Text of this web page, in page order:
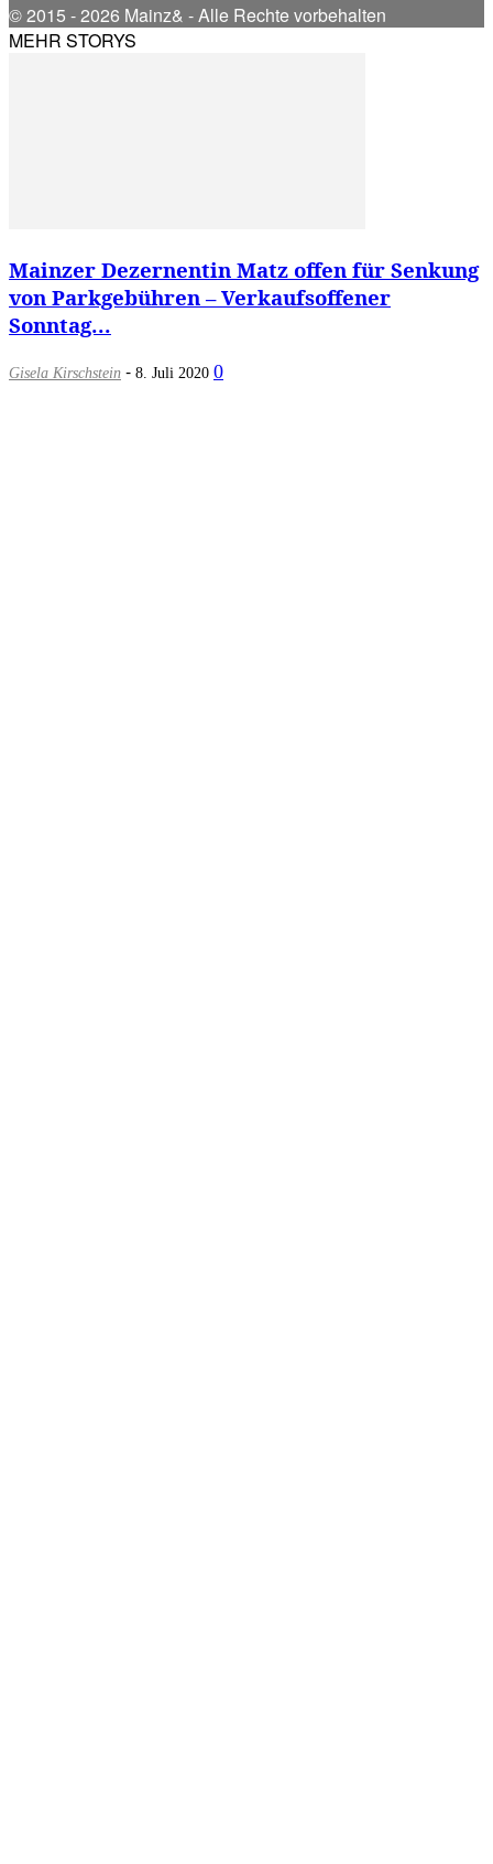
© 2015 - 2026 Mainz& - Alle Rechte vorbehalten
MEHR STORYS
Mainzer Dezernentin Matz offen für Senkung
von Parkgebühren – Verkaufsoffener
Sonntag...
Gisela Kirschstein - 8. Juli 2020 0